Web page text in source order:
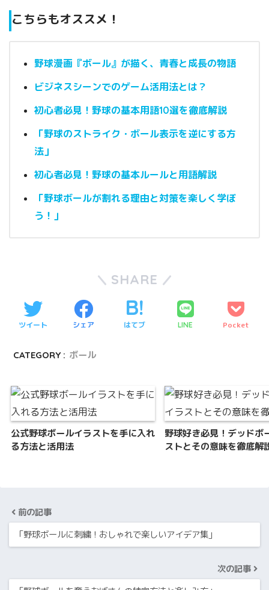
こちらもオススメ！
野球漫画『ボール』が描く、青春と成長の物語
ビジネスシーンでのゲーム活用法とは？
初心者必見！野球の基本用語10選を徹底解説
「野球のストライク・ボール表示を逆にする方
法」
初心者必見！野球の基本ルールと用語解説
「野球ボールが割れる理由と対策を楽しく学ぼ
う！」
SHARE
ツイート シェア はてブ LINE Pocket
CATEGORY : ボール
公式野球ボールイラストを手に入れ
る方法と活用法
野球好き必見！デッドボ
ストとその意味を徹底解
前の記事
「野球ボールに刺繍！おしゃれで楽しいアイデア集」
次の記事